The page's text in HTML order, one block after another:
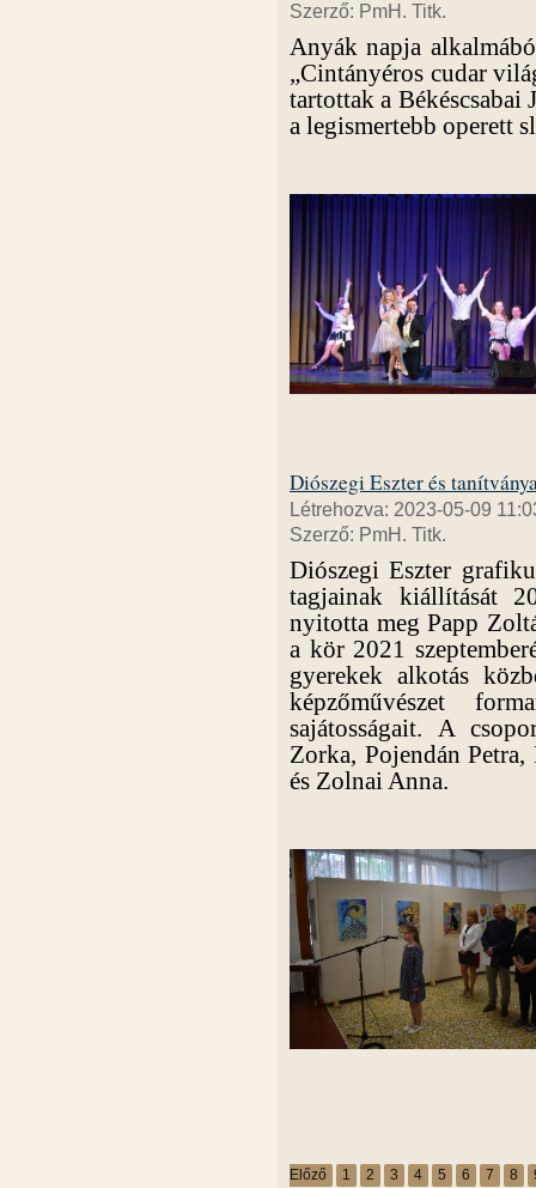
Szerző: PmH. Titk.
Anyák napja
„Cintányéros cudar
tartottak a Békéscsabai
a legismertebb operett
Diószegi Eszter és
Létrehozva: 2023-05-09
Szerző: PmH. Titk.
Diószegi Eszter
tagjainak kiállítását
nyitotta meg Papp
a kör 2021
gyerekek alkotás
képzőművészet
sajátosságait. A
Zorka, Pojendán
és Zolnai Anna.
Előző 1 2 3 4 5 6 7 8